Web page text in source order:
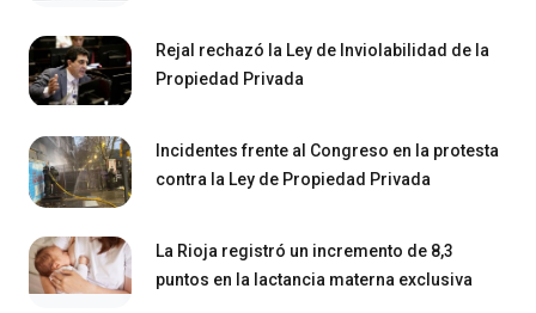
Rejal rechazó la Ley de Inviolabilidad de la
Propiedad Privada
Incidentes frente al Congreso en la protesta
contra la Ley de Propiedad Privada
La Rioja registró un incremento de 8,3
puntos en la lactancia materna exclusiva